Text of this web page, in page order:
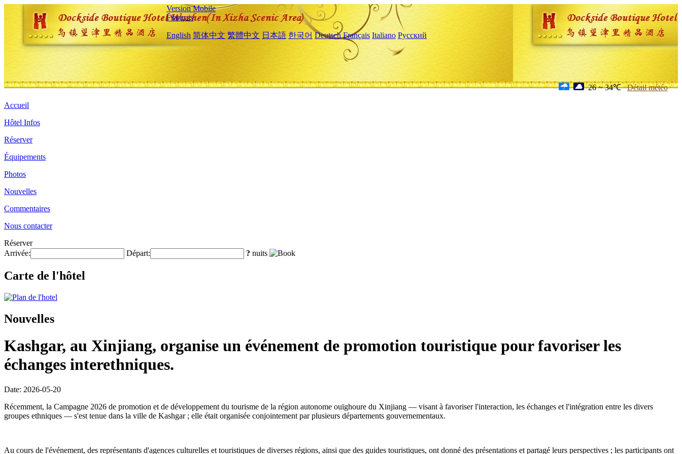
Version Mobile
Français
English 简体中文 繁體中文 日本語 한국어 Deutsch Français Italiano Русский
26 ~ 34℃ Détail météo
Accueil
Hôtel Infos
Réserver
Équipements
Photos
Nouvelles
Commentaires
Nous contacter
Réserver
Arrivée:
Départ: ? nuits
Carte de l'hôtel
Nouvelles
Kashgar, au Xinjiang, organise un événement de promotion touristique pour favoriser les
échanges interethniques.
Date: 2026-05-20
Récemment, la Campagne 2026 de promotion et de développement du tourisme de la région autonome ouïghoure du Xinjiang — visant à favoriser l'interaction, les échanges et l'intégration entre les divers
groupes ethniques — s'est tenue dans la ville de Kashgar ; elle était organisée conjointement par plusieurs départements gouvernementaux.
Au cours de l'événement, des représentants d'agences culturelles et touristiques de diverses régions, ainsi que des guides touristiques, ont donné des présentations et partagé leurs perspectives ; les participants ont